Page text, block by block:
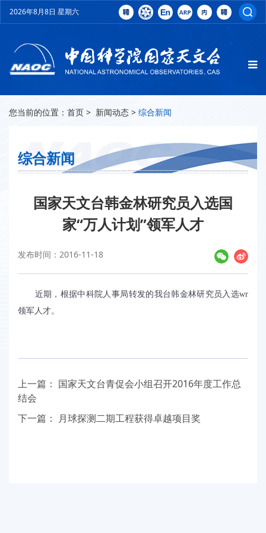
2026年8月8日 星期六
您当前的位置： 首页 > 新闻动态 > 综合新闻
综合新闻
国家天文台韩金林研究员入选国
家“万人计划”领军人才
发布时间：2016-11-18
近期，根据中科院人事局转发的我台韩金林研究员入选wr
领军人才。
上一篇： 国家天文台青促会小组召开2016年度工作总
结会
下一篇：
月球探测二期工程获得卓越项目奖